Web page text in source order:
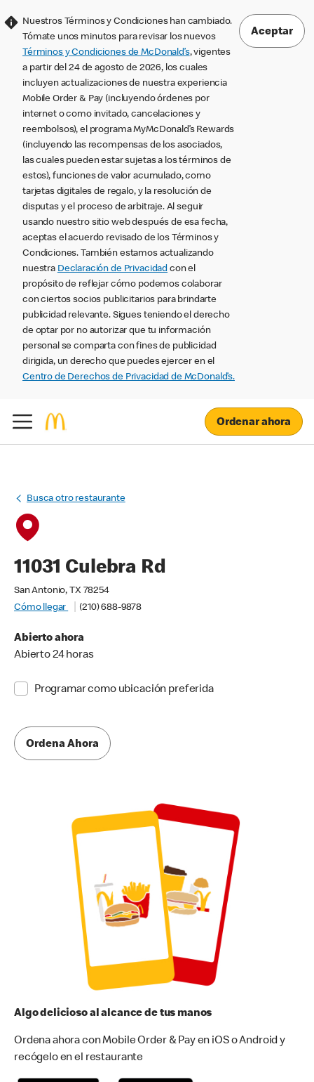
Nuestros Términos y Condiciones han cambiado.
Tómate unos minutos para revisar los nuevos
Términos y Condiciones de McDonald’s, vigentes
a partir del 24 de agosto de 2026, los cuales
incluyen actualizaciones de nuestra experiencia
Mobile Order & Pay (incluyendo órdenes por
internet o como invitado, cancelaciones y
reembolsos), el programa MyMcDonald’s Rewards
(incluyendo las recompensas de los asociados,
las cuales pueden estar sujetas a los términos de
estos), funciones de valor acumulado, como
tarjetas digitales de regalo, y la resolución de
disputas y el proceso de arbitraje. Al seguir
usando nuestro sitio web después de esa fecha,
aceptas el acuerdo revisado de los Términos y
Condiciones. También estamos actualizando
nuestra Declaración de Privacidad con el
propósito de reflejar cómo podemos colaborar
con ciertos socios publicitarios para brindarte
publicidad relevante. Sigues teniendo el derecho
de optar por no autorizar que tu información
personal se comparta con fines de publicidad
dirigida, un derecho que puedes ejercer en el
Centro de Derechos de Privacidad de McDonald’s.
Aceptar
Ordenar ahora
Busca otro restaurante
11031 Culebra Rd
San Antonio, TX 78254
Cómo llegar
(210) 688-9878
Abierto ahora
Abierto 24 horas
Programar como ubicación preferida
Ordena Ahora
Algo delicioso al alcance de tus manos
Ordena ahora con Mobile Order & Pay en iOS o Android y
recógelo en el restaurante